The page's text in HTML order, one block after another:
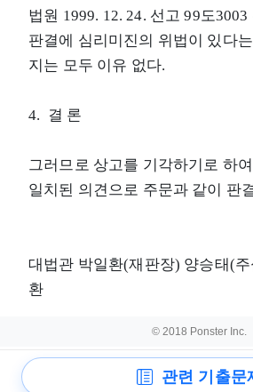
법원 1999. 12. 24. 선고 99도
판결에 심리미진의 위법이 있다
지는 모두 이유 없다.
4. 결 론
그러므로 상고를 기각하기로 하
일치된 의견으로 주문과 같이 판
대법관 박일환(재판장) 양승태(
환
© 2018 Ponster Inc.
관련 기출문